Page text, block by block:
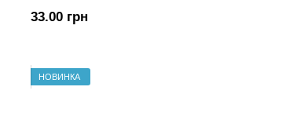
33.00 грн
НОВИНКА